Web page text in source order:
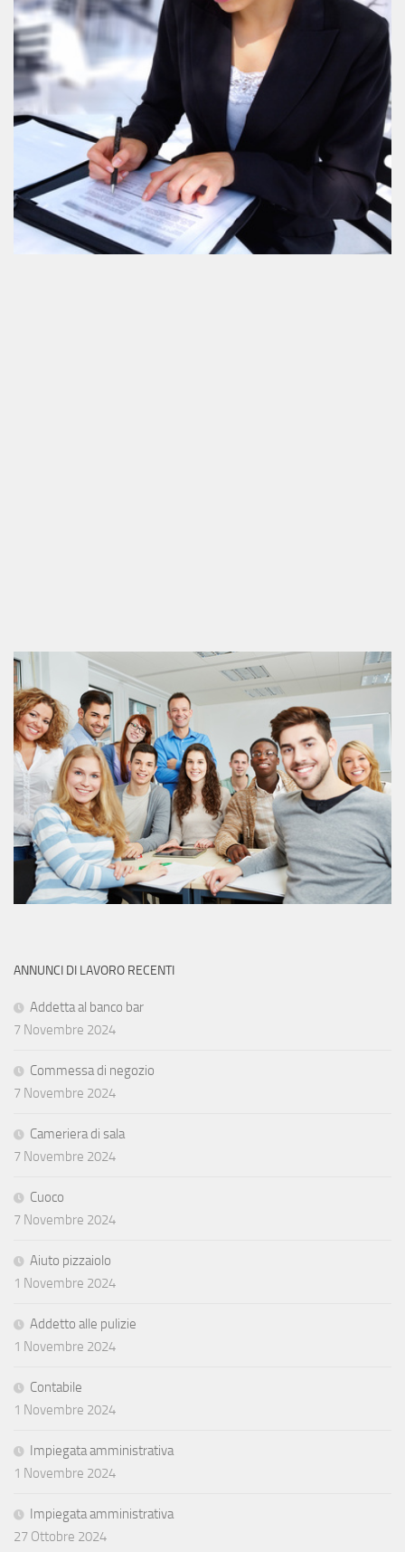
ANNUNCI DI LAVORO RECENTI
Addetta al banco bar
7 Novembre 2024
Commessa di negozio
7 Novembre 2024
Cameriera di sala
7 Novembre 2024
Cuoco
7 Novembre 2024
Aiuto pizzaiolo
1 Novembre 2024
Addetto alle pulizie
1 Novembre 2024
Contabile
1 Novembre 2024
Impiegata amministrativa
1 Novembre 2024
Impiegata amministrativa
27 Ottobre 2024